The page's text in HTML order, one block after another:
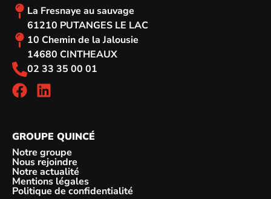
La Fresnaye au sauvage
61210 PUTANGES LE LAC
10 Chemin de la Jalousie
14680 CINTHEAUX
02 33 35 00 01
GROUPE QUINCÉ
Notre groupe
Nous rejoindre
Notre actualité
Mentions légales
Politique de confidentialité